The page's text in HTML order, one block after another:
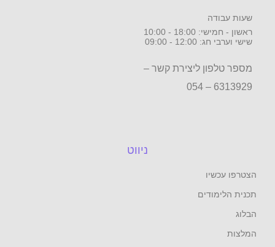
שעות עבודה
ראשון - חמישי: 18:00 - 10:00
שישי וערבי חג: 12:00 - 09:00
מספר טלפון ליצירת קשר –
6313929 – 054
ניווט
הצטרפו עכשיו
תכנית הלימודים
הבלוג
המלצות